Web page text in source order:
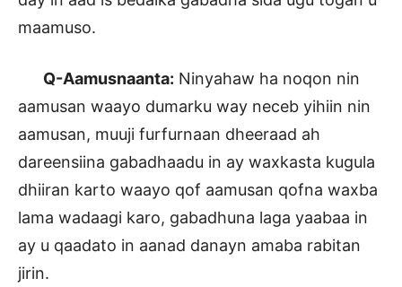
maamuso.
Q-Aamusnaanta: Ninyahaw ha noqon nin
aamusan waayo dumarku way neceb yihiin nin
aamusan, muuji furfurnaan dheeraad ah
dareensiina gabadhaadu in ay waxkasta kugula
dhiiran karto waayo qof aamusan qofna waxba
lama wadaagi karo, gabadhuna laga yaabaa in
ay u qaadato in aanad danayn amaba rabitan
jirin.